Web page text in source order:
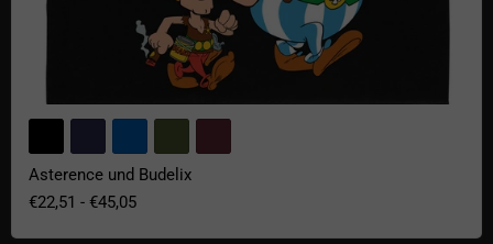
Asterence und Budelix
€22,51 - €45,05